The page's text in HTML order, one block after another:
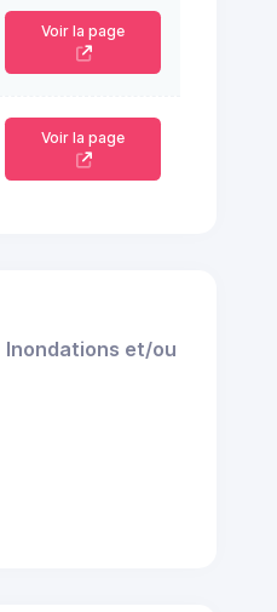
Voir la page
Voir la page
Inondations et/ou